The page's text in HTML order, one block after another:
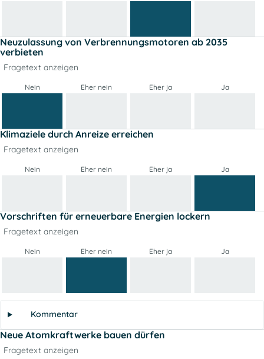
Neuzulassung von Verbrennungsmotoren ab 2035
verbieten
Fragetext anzeigen
Nein Eher nein Eher ja Ja
Klimaziele durch Anreize erreichen
Fragetext anzeigen
Nein Eher nein Eher ja Ja
Vorschriften für erneuerbare Energien lockern
Fragetext anzeigen
Nein Eher nein Eher ja Ja
Kommentar
Neue Atomkraftwerke bauen dürfen
Fragetext anzeigen